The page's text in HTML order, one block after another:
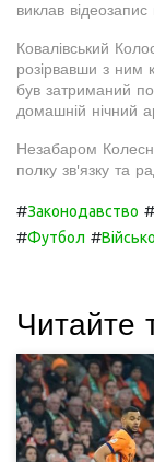
виклав
Ковалівський
розірвавши з ним
був затриманий
домашній нічний
Незабаром
полку зв'язку та
#Законодавство #
#Футбол #
Читайте